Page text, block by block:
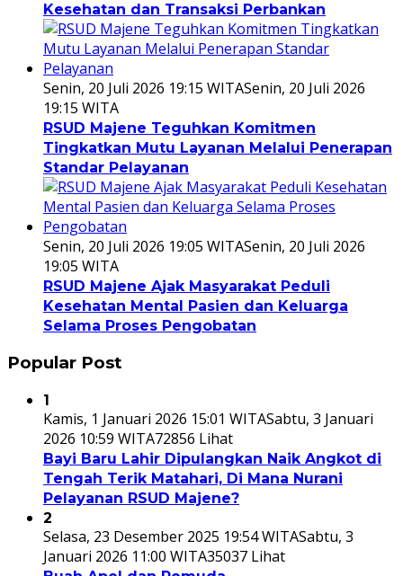
Kesehatan dan Transaksi Perbankan
Senin, 20 Juli 2026 19:15 WITASenin, 20 Juli 2026
19:15 WITA
RSUD Majene Teguhkan Komitmen
Tingkatkan Mutu Layanan Melalui Penerapan
Standar Pelayanan
Senin, 20 Juli 2026 19:05 WITASenin, 20 Juli 2026
19:05 WITA
RSUD Majene Ajak Masyarakat Peduli
Kesehatan Mental Pasien dan Keluarga
Selama Proses Pengobatan
Popular Post
1
Kamis, 1 Januari 2026 15:01 WITASabtu, 3 Januari
2026 10:59 WITA72856 Lihat
Bayi Baru Lahir Dipulangkan Naik Angkot di
Tengah Terik Matahari, Di Mana Nurani
Pelayanan RSUD Majene?
2
Selasa, 23 Desember 2025 19:54 WITASabtu, 3
Januari 2026 11:00 WITA35037 Lihat